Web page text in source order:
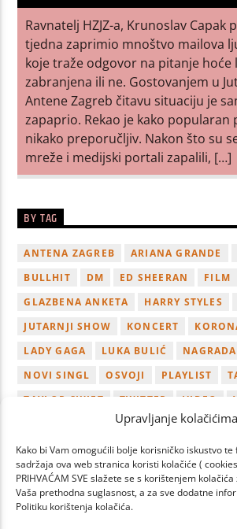
Upravljanje kolačićima
Kako bi Vam omogućili bolje korisničko iskustvo
sadržaja ova web stranica koristi kolačiće (
PRIHVAĆAM SVE slažete se s korištenjem
Vaša prethodna suglasnost, a za sve dodatne
Politiku korištenja kolačića.
Ravnatelj HZJZ-a, Krunoslav Capak
tjedna zaprimio mnoštvo mailova
koje traže odgovor na pitanje hoće
zabranjena ili ne. Gostovanjem u
Antene Zagreb čitavu situaciju je
zapaprio. Rekao je kako popularan
nikako preporučljiv. Nakon što su
mreže i medijski portali zapalili, […]
BY TAG
ANTENA ZAGREB ARIANA GRANDE
BULLHIT
DM ED SHEERAN
FILM
GLAZBENA ANKETA
HARRY STYLES
JUTARNJI SHOW
KONCERT
LADY GAGA
LUKA BULIĆ NAGRADA
NOVI SINGL
OSVOJI PLAYLIST
TAYLOR SWIFT
TWITTER VIDEO